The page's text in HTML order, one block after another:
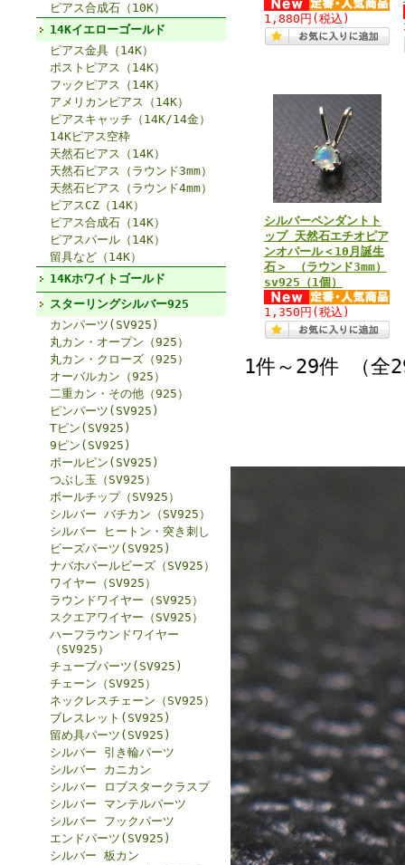
ピアス合成石（10K）
14Kイエローゴールド
ピアス金具（14K）
ポストピアス（14K）
フックピアス（14K）
アメリカンピアス（14K）
ピアスキャッチ（14K/14金）
14Kピアス空枠
天然石ピアス（14K）
天然石ピアス（ラウンド3mm）
天然石ピアス（ラウンド4mm）
ピアスCZ（14K）
ピアス合成石（14K）
ピアスパール（14K）
留具など（14K）
14Kホワイトゴールド
スターリングシルバー925
カンパーツ(SV925)
丸カン・オープン（925）
丸カン・クローズ（925）
オーバルカン（925）
二重カン・その他（925）
ピンパーツ(SV925)
Tピン(SV925)
9ピン(SV925)
ボールピン(SV925)
つぶし玉（SV925）
ボールチップ（SV925）
シルバー バチカン（SV925）
シルバー ヒートン・突き刺し
ビーズパーツ(SV925)
ナバホパールビーズ（SV925）
ワイヤー（SV925）
ラウンドワイヤー（SV925）
スクエアワイヤー（SV925）
ハーフラウンドワイヤー
（SV925）
チューブパーツ(SV925)
チェーン（SV925）
ネックレスチェーン（SV925）
ブレスレット(SV925)
留め具パーツ(SV925)
シルバー 引き輪パーツ
シルバー カニカン
シルバー ロブスタークラスプ
シルバー マンテルパーツ
シルバー フックパーツ
エンドパーツ(SV925)
シルバー 板カン
1,880円 (税込)
シルバーペンダントト
ップ 天然石エチオピア
ンオパール＜10月誕生
石＞ （ラウンド3mm）
sv925（1個）
1,350円 (税込)
1件～29件 （全